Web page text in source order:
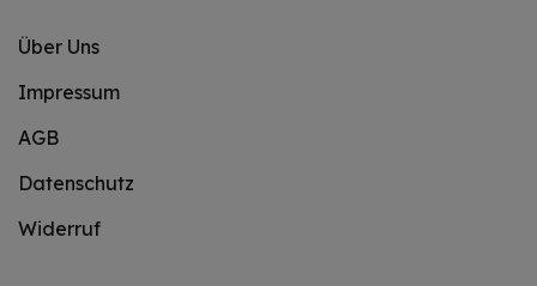
Über Uns
Impressum
AGB
Datenschutz
Widerruf